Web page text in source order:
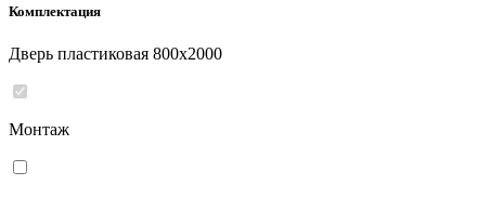
Комплектация
Дверь пластиковая 800x2000
Монтаж